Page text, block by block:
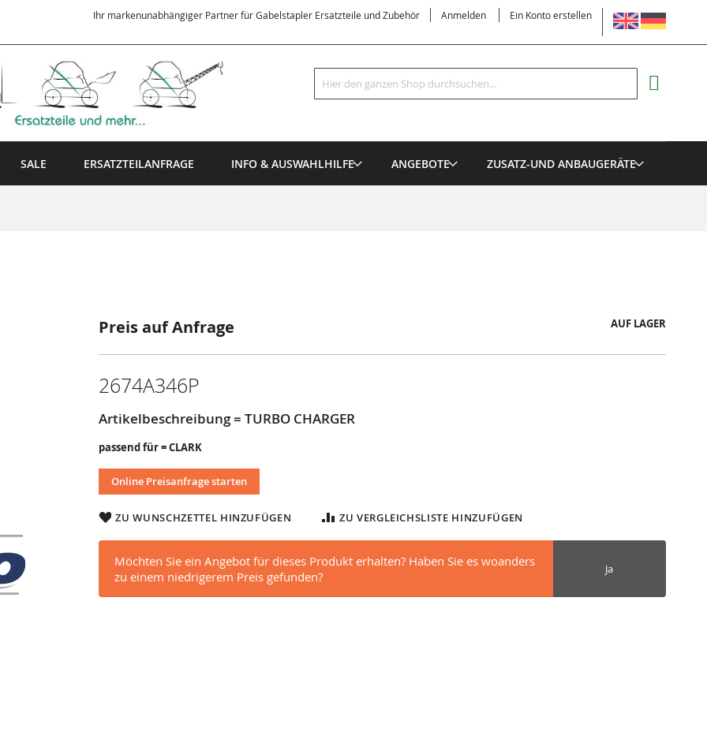
SPRACHE
Ihr markenunabhängiger Partner für Gabelstapler Ersatzteile und Zubehör Anmelden Ein Konto erstellen
Suche
Suche
SALE ERSATZTEILANFRAGE INFO & AUSWAHLHILFE ANGEBOTE ZUSATZ-UND ANBAUGERÄTE
Preis auf Anfrage AUF LAGER
2674A346P
Artikelbeschreibung = TURBO CHARGER
passend für = CLARK
Online Preisanfrage starten
ZU WUNSCHZETTEL HINZUFÜGEN ZU VERGLEICHSLISTE HINZUFÜGEN
Möchten Sie ein Angebot für dieses Produkt erhalten? Haben Sie es woanders
zu einem niedrigerem Preis gefunden?
Ja